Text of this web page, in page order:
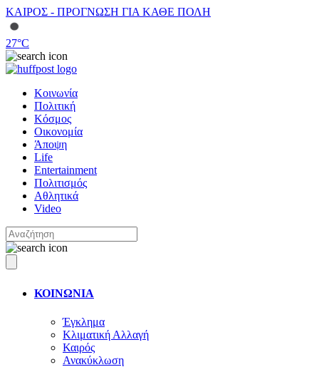
ΚΑΙΡΟΣ - ΠΡΟΓΝΩΣΗ ΓΙΑ ΚΑΘΕ ΠΟΛΗ
27°C
Κοινωνία
Πολιτική
Κόσμος
Οικονομία
Άποψη
Life
Entertainment
Πολιτισμός
Αθλητικά
Video
ΚΟΙΝΩΝΙΑ
Έγκλημα
Κλιματική Αλλαγή
Καιρός
Ανακύκλωση